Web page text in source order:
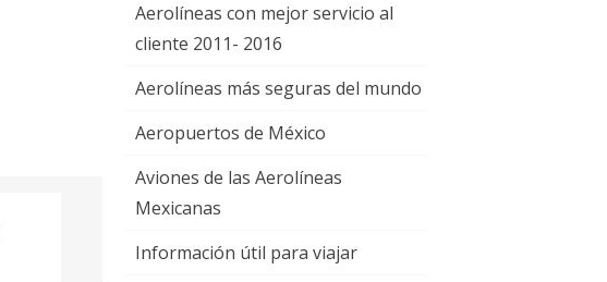
Aerolíneas con mejor servicio al
cliente 2011- 2016
Aerolíneas más seguras del mundo
Aeropuertos de México
Aviones de las Aerolíneas
Mexicanas
Información útil para viajar